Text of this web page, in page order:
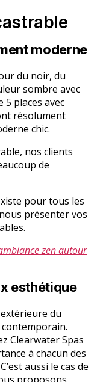
moderne
du noir, du
sombre avec
places avec
résolument
chic.
nos clients
de
pour tous les
présenter vos
zen autour
esthétique
du
contemporain.
Clearwater Spas
à chacun des
aussi le cas de
proposons